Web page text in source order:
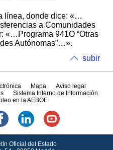
línea, donde dice: «…
a Comunidades
«…Programa 941O “Otras
Autónomas”…».
subir
Mapa
Aviso legal
Sistema Interno de Información
en la AEBOE
Oficial del Estado